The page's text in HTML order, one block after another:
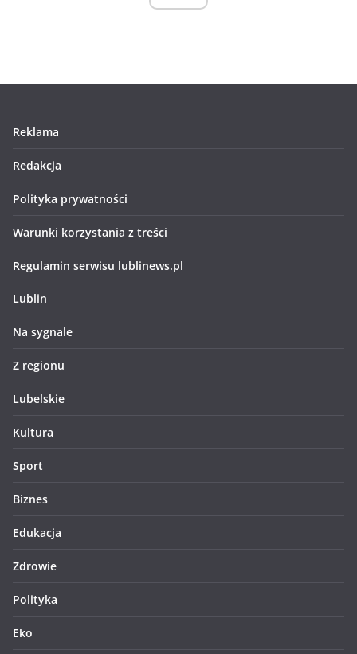
Reklama
Redakcja
Polityka prywatności
Warunki korzystania z treści
Regulamin serwisu lublinews.pl
Lublin
Na sygnale
Z regionu
Lubelskie
Kultura
Sport
Biznes
Edukacja
Zdrowie
Polityka
Eko